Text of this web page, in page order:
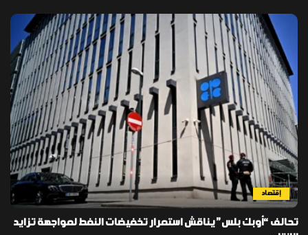
إقتصاد
تحالف “أوبك بلس” يناقش استمرار تخفيضات النفط لمواجهة تزايد